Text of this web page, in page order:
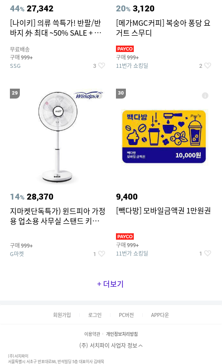
44% 27,342
[나이키] 의류 쓱특가! 반팔/반
바지 外 최대 ~50% SALE + 쿠
무료배송
구매 999+
SSG 3
20% 3,120
[메가MGC커피] 복숭아 퐁당 요
거트 스무디
구매 999+
11번가 쇼킹딜 2
29
14% 28,370
지마켓단독특가) 윈드피아 가정
용 업소용 사무실 스탠드 키높이
구매 999+
G마켓 1
30
9,400
[빽다방] 모바일금액권 1만원권
구매 999+
11번가 쇼킹딜 1
+ 더보기
회원가입 로그인 PC버전 APP다운
이용약관 개인정보처리방침
(주) 서치파이 사업자 정보
(주)서치파이
서울특별시 서초구 반포대로88, 반석빌딩 5층 대표이사 김태묵